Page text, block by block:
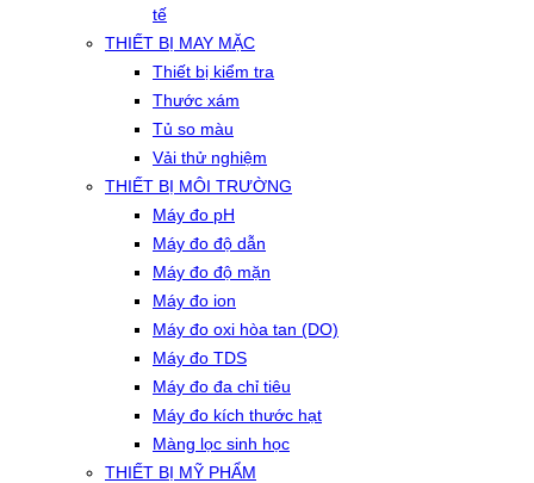
tế
THIẾT BỊ MAY MẶC
Thiết bị kiểm tra
Thước xám
Tủ so màu
Vải thử nghiệm
THIẾT BỊ MÔI TRƯỜNG
Máy đo pH
Máy đo độ dẫn
Máy đo độ mặn
Máy đo ion
Máy đo oxi hòa tan (DO)
Máy đo TDS
Máy đo đa chỉ tiêu
Máy đo kích thước hạt
Màng lọc sinh học
THIẾT BỊ MỸ PHẨM